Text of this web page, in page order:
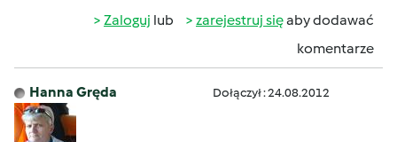
Zaloguj lub zarejestruj sięaby dodawać
komentarze
Hanna Gręda Dołączył : 24.08.2012